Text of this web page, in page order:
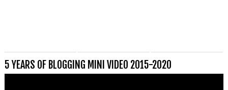
5 YEARS OF BLOGGING MINI VIDEO 2015-2020